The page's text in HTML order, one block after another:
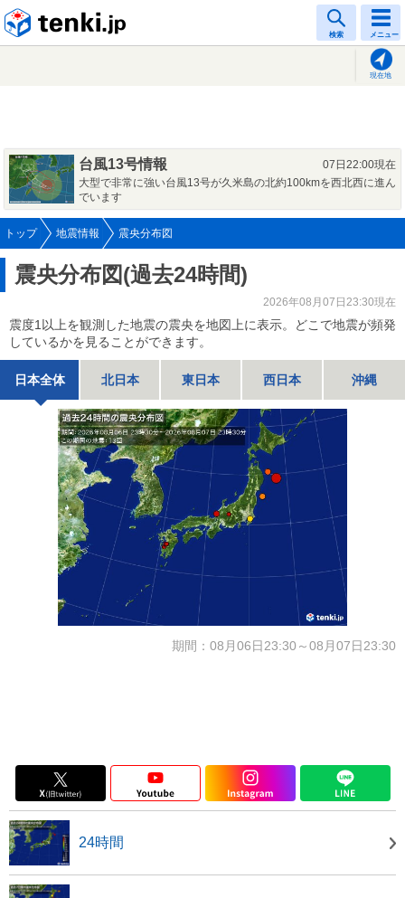
検索 メニュー
現在地
台風13号情報
07日22:00現在
大型で非常に強い台風13号が久米島の北約100kmを西北西に進ん
でいます
トップ 地震情報 震央分布図
震央分布図(過去24時間)
2026年08月07日23:30現在
震度1以上を観測した地震の震央を地図上に表示。どこで地震が頻発
しているかを見ることができます。
日本全体 北日本 東日本 西日本 沖縄
期間：08月06日23:30～08月07日23:30
24時間